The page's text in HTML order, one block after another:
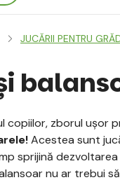
JUCĂRII PENTRU
copiilor, zborul ușor
Acestea sunt
sprijină
nu ar trebui